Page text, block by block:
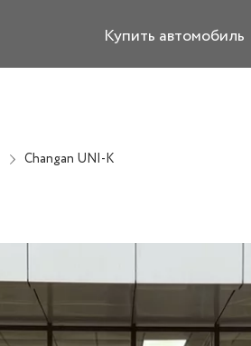
Купить автомобиль
Changan UNI-K